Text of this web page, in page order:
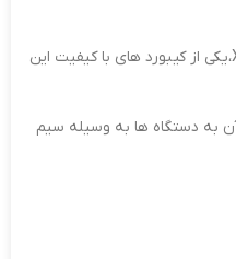
کیبورد XP-Product مدل XP-8900K،یکی از کیبورد های با کیفیت این
و اتصال آن به دستگاه ها به وسیله سیم